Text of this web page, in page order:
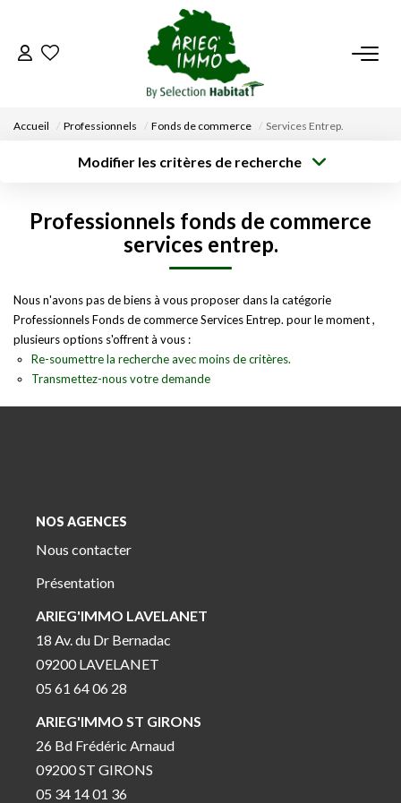
ACCUEIL
DÉPOSEZ VOTRE RECHERCHE
NOUS REJOINDRE
CONTACT
Accueil Professionnels Fonds de commerce Services Entrep.
Modifier les critères de recherche
Type de bien
Surface min
Professionnels fonds de commerce
services entrep.
Nous n'avons pas de biens à vous proposer dans la catégorie
Professionnels Fonds de commerce Services Entrep. pour le moment ,
plusieurs options s'offrent à vous :
Re-soumettre la recherche avec moins de critères.
Transmettez-nous votre demande
NOS AGENCES
Nous contacter
Présentation
ARIEG'IMMO LAVELANET
18 Av. du Dr Bernadac
09200 LAVELANET
05 61 64 06 28
ARIEG'IMMO ST GIRONS
26 Bd Frédéric Arnaud
09200 ST GIRONS
05 34 14 01 36